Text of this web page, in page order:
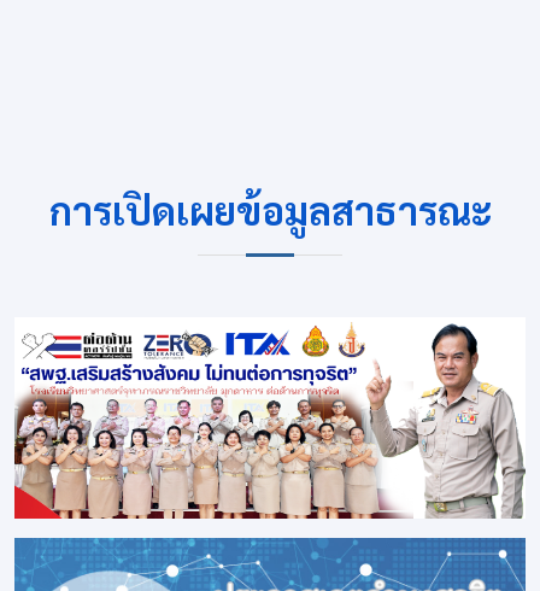
การเปิดเผยข้อมูลสาธารณะ